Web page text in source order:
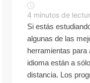
4 minutos de
Si estás
algunas de las
herramientas para
idioma están a
distancia. Los